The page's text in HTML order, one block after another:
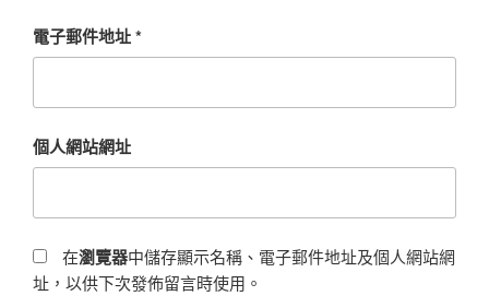
電子郵件地址*
個人網站網址
在瀏覽器中儲存顯示名稱、電子郵件地址及個人網站網
址，以供下次發佈留言時使用。